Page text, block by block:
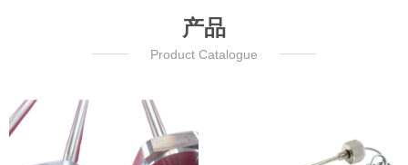
产品
Product Catalogue